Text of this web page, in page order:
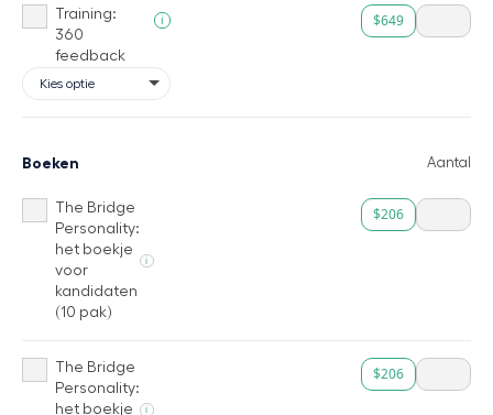
Training:
360
feedback
i $649
Boeken Aantal
The Bridge
Personality:
het boekje
voor
kandidaten
(10 pak)
i
$206
The Bridge
Personality:
het boekje
i
$206